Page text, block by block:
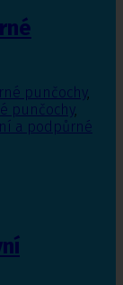
punčochy,
punčochy,
a podpůrné